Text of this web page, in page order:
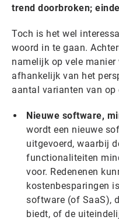
trend doorbroken;
Toch is het wel
woord in te gaan.
namelijk op vele manier
afhankelijk van het
aantal varianten van op
Nieuwe software,
wordt een nieuwe
uitgevoerd, waarbij
functionaliteiten
voor. Redenenen
kostenbesparingen
software (of SaaS),
biedt, of de